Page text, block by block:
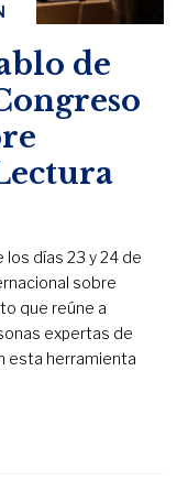
de
los días 23 y 24 de
sobre
que reúne a
expertas de
esta herramienta